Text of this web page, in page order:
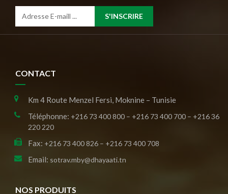
S'INSCRIRE
CONTACT
Km 4 Route Menzel Fersi, Moknine – Tunisie
Téléphonne: +216 73 400 800 – +216 73 400 700 – +216 36
220 220
Fax: +216 73 400 826 – +216 73 400 708
Email: sotrav.mby@dhayaati.tn
NOS PRODUITS